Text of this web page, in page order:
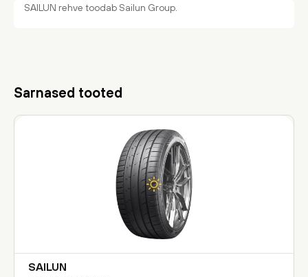
SAILUN rehve toodab Sailun Group.
Sarnased tooted
SAILUN